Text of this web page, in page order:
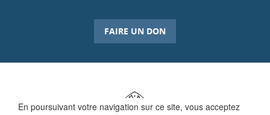
En poursuivant votre navigation sur ce site, vous acceptez
FAIRE UN DON